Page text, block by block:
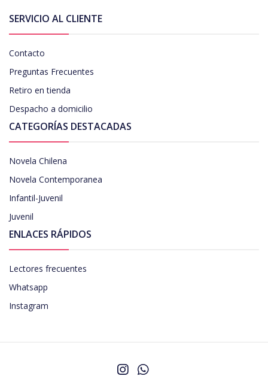
SERVICIO AL CLIENTE
Contacto
Preguntas Frecuentes
Retiro en tienda
Despacho a domicilio
CATEGORÍAS DESTACADAS
Novela Chilena
Novela Contemporanea
Infantil-Juvenil
Juvenil
ENLACES RÁPIDOS
Lectores frecuentes
Whatsapp
Instagram